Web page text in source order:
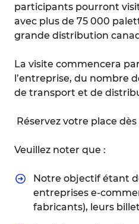
participants pourront
avec plus de 75 000
grande distribution
La visite commencera
l’entreprise, du nombre
de transport et de
Réservez votre place
Veuillez noter que :
Notre objectif étant
entreprises e-
fabricants), leurs